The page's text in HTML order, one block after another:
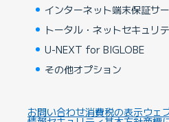
インターネット端末保証サ
トータル・ネットセキュリ
U-NEXT for BIGLOBE
その他オプション
お問い合わせ消費税の表示ウェ